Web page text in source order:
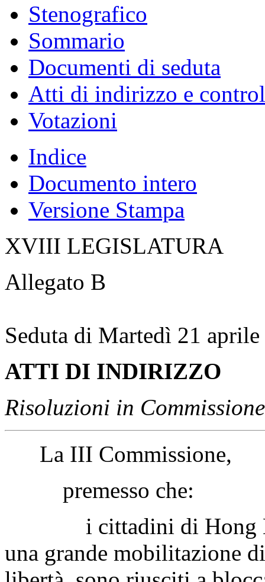
Stenografico
Sommario
Documenti di seduta
Atti di indirizzo e
Votazioni
Indice
Documento intero
Versione Stampa
XVIII LEGISLATURA
Allegato B
Seduta di Martedì 21
ATTI DI INDIRIZZO
Risoluzioni in
La III Commissione,
premesso che:
i cittadini di Hong
una grande mobilitazione